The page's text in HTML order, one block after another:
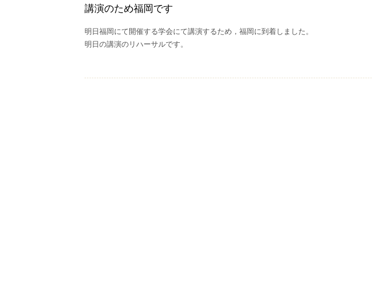
講演のため福岡です
明日福岡にて開催する学会にて講演するため，福岡に到着しました。
明日の講演のリハーサルです。